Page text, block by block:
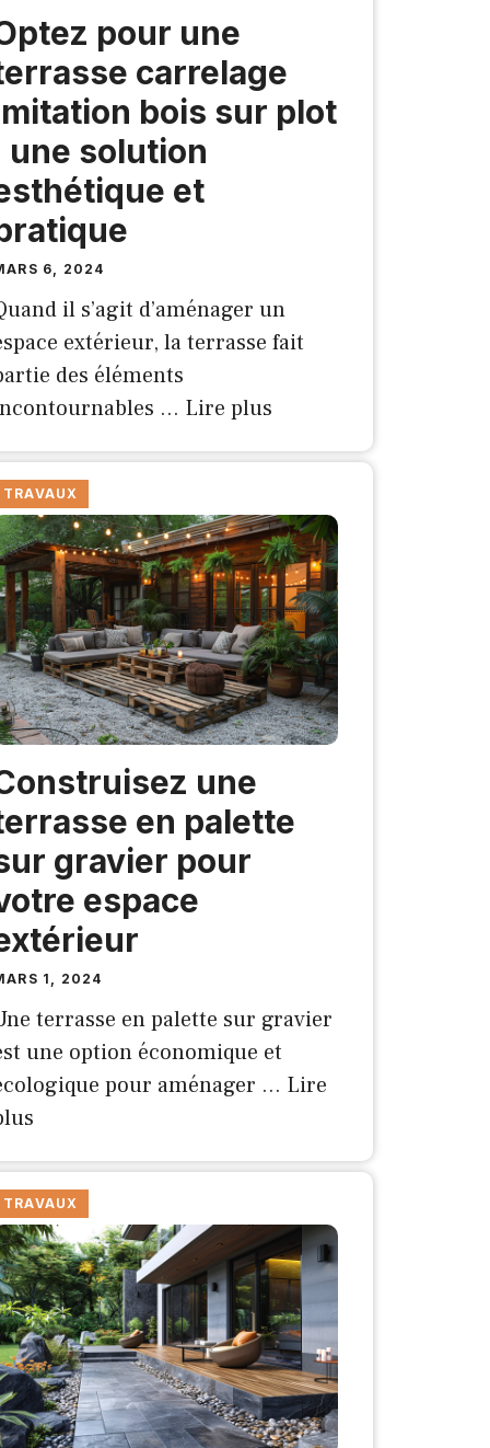
pour une
carrelage
bois sur plot
une solution
et
6, 2024
il s’agit d’aménager un
extérieur, la terrasse fait
des éléments
… Lire plus
TRAVAUX
une
en palette
gravier pour
espace
1, 2024
terrasse en palette sur gravier
une option économique et
pour aménager … Lire
TRAVAUX